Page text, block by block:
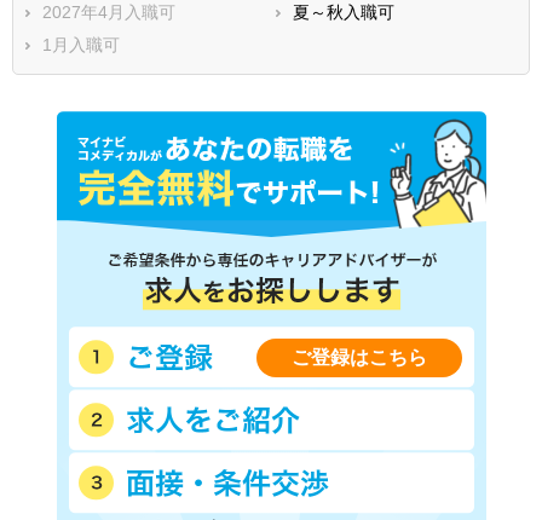
2027年4月入職可
夏～秋入職可
1月入職可
ご登録はこちら